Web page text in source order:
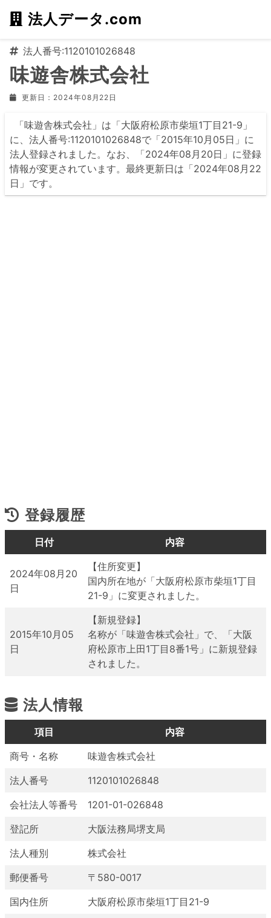
法人データ.com
法人番号:1120101026848
味遊舎株式会社
更新日：2024年08月22日
「味遊舎株式会社」は「大阪府松原市柴垣1丁目21-9」
に、法人番号:1120101026848で「2015年10月05日」に
法人登録されました。なお、「2024年08月20日」に登録
情報が変更されています。最終更新日は「2024年08月22
日」です。
登録履歴
日付 内容
2024年08月20
日
【住所変更】
国内所在地が「大阪府松原市柴垣1丁目
21-9」に変更されました。
2015年10月05
日
【新規登録】
名称が「味遊舎株式会社」で、「大阪
府松原市上田1丁目8番1号」に新規登録
されました。
法人情報
項目
内容
商号・名称
味遊舎株式会社
法人番号
1120101026848
会社法人等番号
1201-01-026848
登記所
大阪法務局堺支局
法人種別
株式会社
郵便番号
〒580-0017
国内住所
大阪府松原市柴垣1丁目21-9